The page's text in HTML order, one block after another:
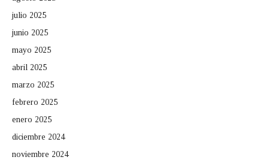
julio 2025
junio 2025
mayo 2025
abril 2025
marzo 2025
febrero 2025
enero 2025
diciembre 2024
noviembre 2024